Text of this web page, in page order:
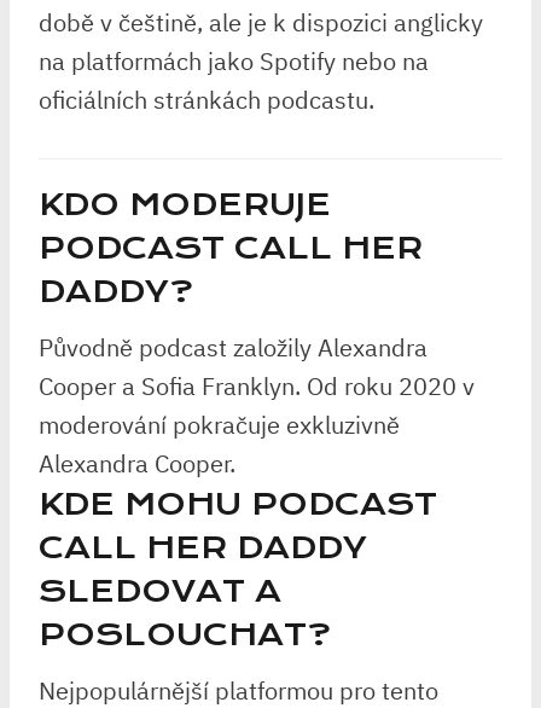
době v češtině, ale je k dispozici anglicky
na platformách jako Spotify nebo na
oficiálních stránkách podcastu.
KDO MODERUJE
PODCAST CALL HER
DADDY?
Původně podcast založily Alexandra
Cooper a Sofia Franklyn. Od roku 2020 v
moderování pokračuje exkluzivně
Alexandra Cooper.
KDE MOHU PODCAST
CALL HER DADDY
SLEDOVAT A
POSLOUCHAT?
Nejpopulárnější platformou pro tento